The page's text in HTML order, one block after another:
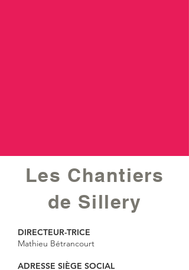
Les Chantiers
de Sillery
DIRECTEUR-TRICE
Mathieu Bétrancourt
ADRESSE SIÈGE SOCIAL